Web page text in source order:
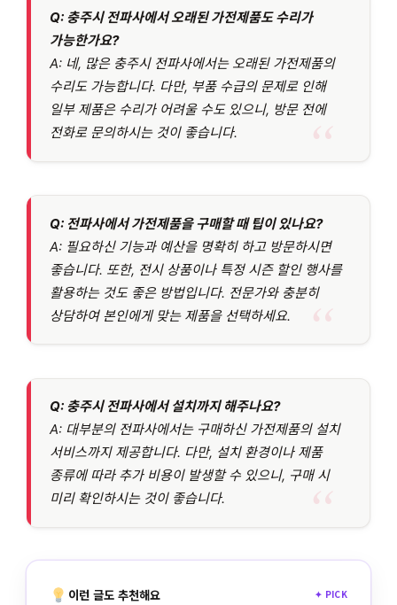
Q: 충주시 전파사에서 오래된 가전제품도 수리가
가능한가요?
A: 네, 많은 충주시 전파사에서는 오래된 가전제품의
수리도 가능합니다. 다만, 부품 수급의 문제로 인해
일부 제품은 수리가 어려울 수도 있으니, 방문 전에
전화로 문의하시는 것이 좋습니다.
Q: 전파사에서 가전제품을 구매할 때 팁이 있나요?
A: 필요하신 기능과 예산을 명확히 하고 방문하시면
좋습니다. 또한, 전시 상품이나 특정 시즌 할인 행사를
활용하는 것도 좋은 방법입니다. 전문가와 충분히
상담하여 본인에게 맞는 제품을 선택하세요.
Q: 충주시 전파사에서 설치까지 해주나요?
A: 대부분의 전파사에서는 구매하신 가전제품의 설치
서비스까지 제공합니다. 다만, 설치 환경이나 제품
종류에 따라 추가 비용이 발생할 수 있으니, 구매 시
미리 확인하시는 것이 좋습니다.
이런 글도 추천해요 ✦ PICK